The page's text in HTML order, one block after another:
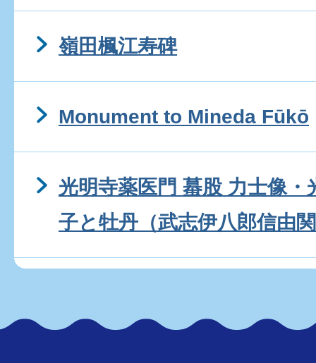
嶺田楓江寿碑
Monument to Mineda Fūkō
光明寺薬医門 蟇股 力士像・
子と牡丹（武志伊八郎信由